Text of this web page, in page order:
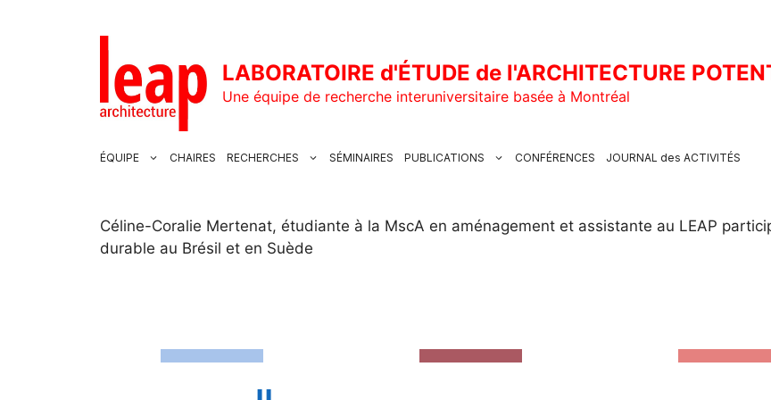
LABORATOIRE d'ÉTUDE de l'ARCHITECTURE
Une équipe de recherche interuniversitaire basée à Montréal
ÉQUIPE CHAIRES RECHERCHES SÉMINAIRES PUBLICATIONS CONFÉRENCES JOURNAL des ACTIVITÉS
Céline-Coralie Mertenat, étudiante à la MscA en aménagement et assistante au LEAP
durable au Brésil et en Suède